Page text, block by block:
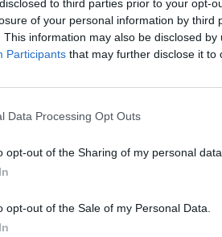
to third parties prior to your opt-
of your personal information by third
This information may also be disclosed
Participants that may further disclose it to
Data Processing Opt Outs
opt-out of the Sharing of my personal data.
opt-out of the Sale of my Personal Data.
que ha propuesto la CE en
las especificidades de las
como en la aplicación
los Planes nacionales de cada
negativamente a las
cohesión, fondos estructurales
son esenciales. Por eso,
de estos fondos
con los fondos).
de su ciudadanía; desde
propias del territorio.